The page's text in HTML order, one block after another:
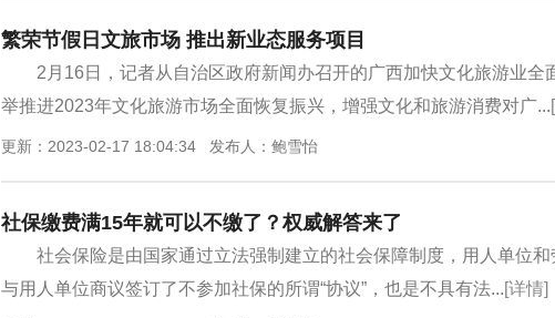
繁荣节假日文旅市场 推出新业态服务项目
2月16日，记者从自治区政府新闻办召开的广西加快文化旅游业
举推进2023年文化旅游市场全面恢复振兴，增强文化和旅游消费对广...
更新：2023-02-17 18:04:34 发布人：鲍雪怡
社保缴费满15年就可以不缴了？权威解答来了
社会保险是由国家通过立法强制建立的社会保障制度，用人单位
与用人单位商议签订了不参加社保的所谓“协议”，也是不具有法...[详情]